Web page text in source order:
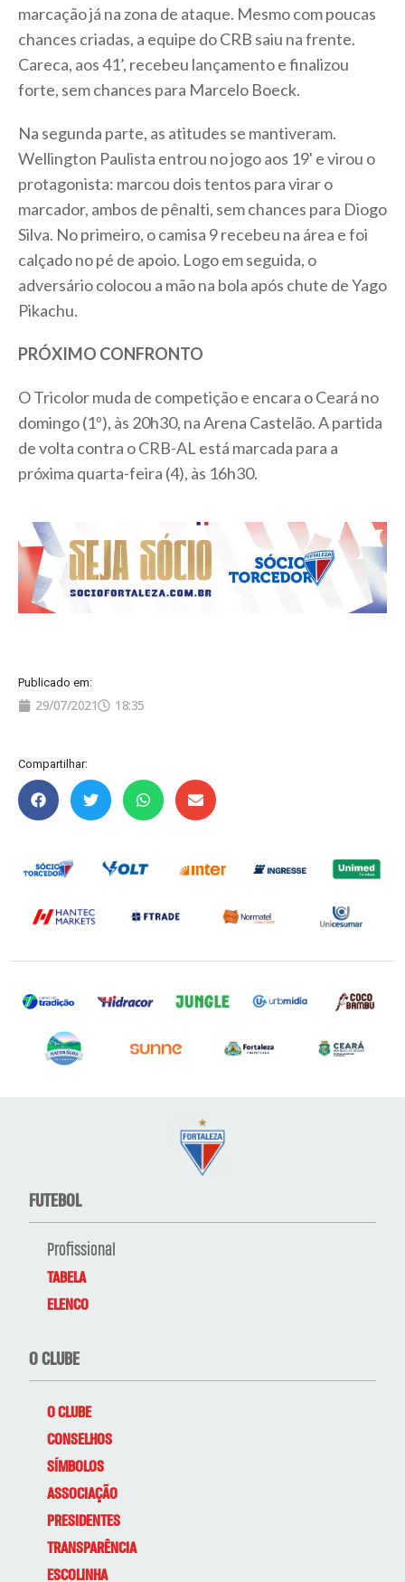
marcação já na zona de ataque. Mesmo com poucas
chances criadas, a equipe do CRB saiu na frente.
Careca, aos 41’, recebeu lançamento e finalizou
forte, sem chances para Marcelo Boeck.
Na segunda parte, as atitudes se mantiveram.
Wellington Paulista entrou no jogo aos 19' e virou o
protagonista: marcou dois tentos para virar o
marcador, ambos de pênalti, sem chances para Diogo
Silva. No primeiro, o camisa 9 recebeu na área e foi
calçado no pé de apoio. Logo em seguida, o
adversário colocou a mão na bola após chute de Yago
Pikachu.
PRÓXIMO CONFRONTO
O Tricolor muda de competição e encara o Ceará no
domingo (1º), às 20h30, na Arena Castelão. A partida
de volta contra o CRB-AL está marcada para a
próxima quarta-feira (4), às 16h30.
Publicado em:
29/07/2021 18:35
Compartilhar:
FUTEBOL
Profissional
TABELA
ELENCO
O CLUBE
O CLUBE
CONSELHOS
SÍMBOLOS
ASSOCIAÇÃO
PRESIDENTES
TRANSPARÊNCIA
ESCOLINHA